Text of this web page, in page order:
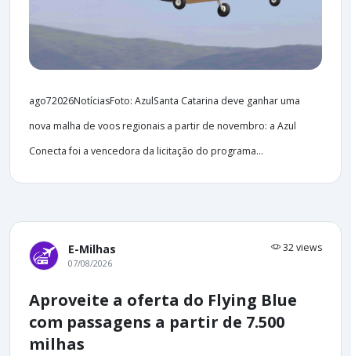
ago72026NotíciasFoto: AzulSanta Catarina deve ganhar uma
nova malha de voos regionais a partir de novembro: a Azul
Conecta foi a vencedora da licitação do programa...
E-Milhas 32 views
07/08/2026
Aproveite a oferta do Flying Blue
com passagens a partir de 7.500
milhas